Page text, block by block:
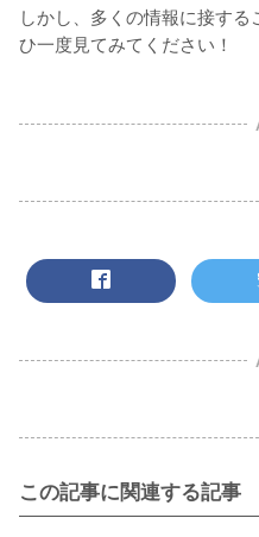
しかし、多くの情報に接す
ひ一度見てみてください！
この記事に関連する記事